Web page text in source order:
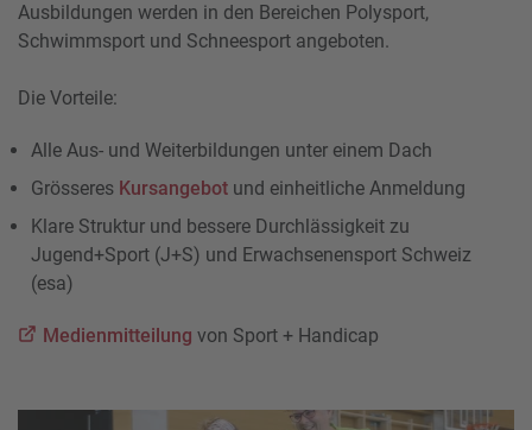
Ausbildungen werden in den Bereichen Polysport,
Schwimmsport und Schneesport angeboten.
Die Vorteile:
Alle Aus- und Weiterbildungen unter einem Dach
Grösseres Kursangebot und einheitliche Anmeldung
Klare Struktur und bessere Durchlässigkeit zu
Jugend+Sport (J+S) und Erwachsenensport Schweiz
(esa)
Medienmitteilung von Sport + Handicap